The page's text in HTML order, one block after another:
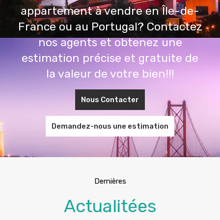
appartement à vendre en Île-de-
France ou au Portugal? Contactez
nos agents et obtenez une
estimation précise et gratuite de
la valeur de votre bien!!!
Nous Contacter
Demandez-nous une estimation
Dernières
Actualitées